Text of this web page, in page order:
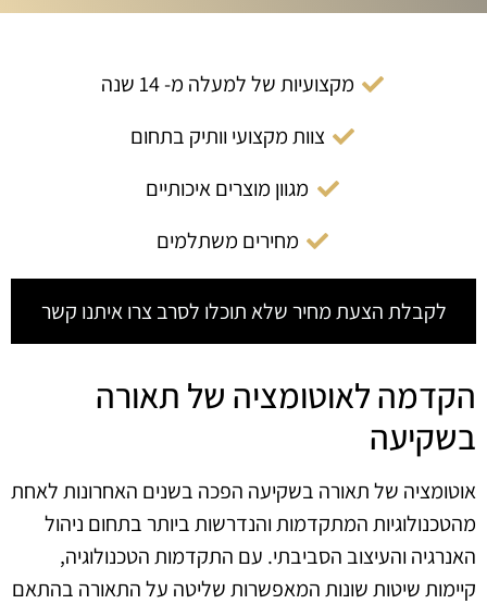
מקצועיות של למעלה מ- 14 שנה
צוות מקצועי וותיק בתחום
מגוון מוצרים איכותיים
מחירים משתלמים
לקבלת הצעת מחיר שלא תוכלו לסרב צרו איתנו קשר
הקדמה לאוטומציה של תאורה
בשקיעה
אוטומציה של תאורה בשקיעה הפכה בשנים האחרונות לאחת
מהטכנולוגיות המתקדמות והנדרשות ביותר בתחום ניהול
האנרגיה והעיצוב הסביבתי. עם התקדמות הטכנולוגיה,
קיימות שיטות שונות המאפשרות שליטה על התאורה בהתאם